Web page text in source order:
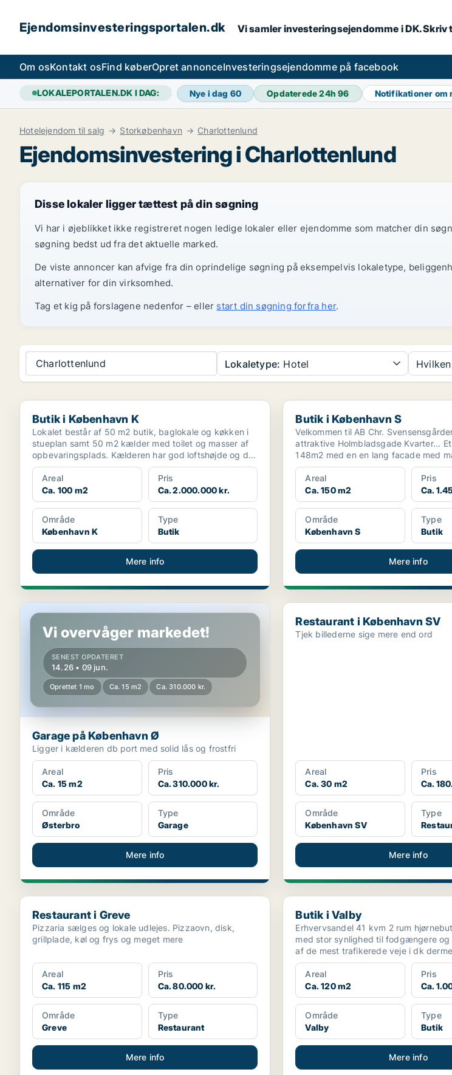
Ejendomsinvesteringsportalen.dk Vi samler investeringsejendomme i DK.
Om osKontakt osFind køberOpret annonceInvesteringsejendomme på facebook
LOKALEPORTALEN.DK I DAG: Nye i dag 60 Opdaterede 24h96 Notifikationer om
Hotelejendom til salg Storkøbenhavn Charlottenlund
Ejendomsinvestering i Charlottenlund
Disse lokaler ligger tættest på din søgning
Vi har i øjeblikket ikke registreret nogen ledige lokaler eller ejendomme som matcher din
søgning bedst ud fra det aktuelle marked.
De viste annoncer kan afvige fra din oprindelige søgning på eksempelvis lokaletype,
alternativer for din virksomhed.
Tag et kig på forslagene nedenfor – eller start din søgning forfra her.
Charlottenlund Lokaletype: Hotel
Butik i København K
Butik i København K
Lokalet består af 50 m2 butik, baglokale og køkken i
stueplan samt 50 m2 kælder med toilet og masser af
opbevaringsplads. Kælderen har god loftshøjde og der
...
Areal
Ca. 100 m2
Pris
Ca. 2.000.000 kr.
Område
København K
Type
Butik
Mere info
Butik i København S
Butik i København S
Velkommen til AB Chr.
attraktive Holmbladsgade Kvarter... Et butikslokale på
148m2 med en en lang facade med
mod Holmb...
Areal
Ca. 150 m2
Pris
Ca.
Område
København S
Type
Butik
Mere info
Garage på København Ø
Vi overvåger markedet!
SENEST OPDATERET
14.26 • 09 jun.
Oprettet 1 mo Ca. 15 m2 Ca. 310.000 kr.
Garage på København Ø
Ligger i kælderen db port med solid lås og frostfri
Areal
Ca. 15 m2
Pris
Ca. 310.000 kr.
Område
Østerbro
Type
Garage
Mere info
Restaurant i København SV
Restaurant i København SV
Tjek billederne sige mere end ord
Areal
Ca. 30 m2
Pris
Ca.
Område
København SV
Type
Mere info
Restaurant i Greve
Restaurant i Greve
Pizzaria sælges og lokale udlejes. Pizzaovn, disk,
grillplade, køl og frys og meget mere
Areal
Ca. 115 m2
Pris
Ca. 80.000 kr.
Område
Greve
Type
Restaurant
Mere info
Butik i Valby
Butik i Valby
Erhvervsandel 41 kvm 2 rum hjørnebutik 3 vinduer
med stor synlighed til fodgængere og
af de mest trafikerede veje i dk
Areal
Ca. 120 m2
Pris
Ca.
Område
Valby
Type
Butik
Mere info